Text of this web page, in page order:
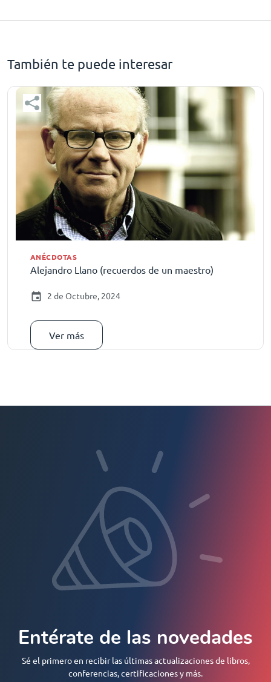
También te puede interesar
ANÉCDOTAS
Alejandro Llano (recuerdos de un maestro)
2 de Octubre, 2024
Ver más
Entérate de las novedades
Sé el primero en recibir las últimas actualizaciones de libros,
conferencias, certificaciones y más.